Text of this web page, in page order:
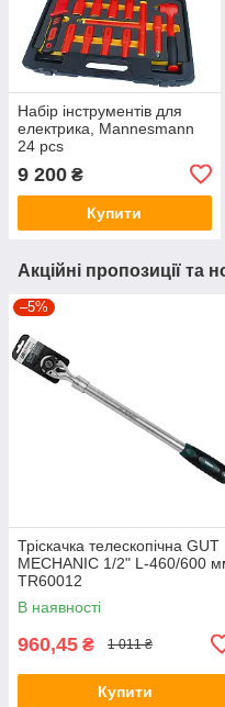
Набір інструментів для
електрика, Mannesmann
24 pcs
9 200 ₴
Купити
Акційні пропозиції та
–5%
Тріскачка телескопічна GUT
MECHANIC 1/2" L-460/600
TR60012
В наявності
960,45 ₴ 1 011 ₴
Купити